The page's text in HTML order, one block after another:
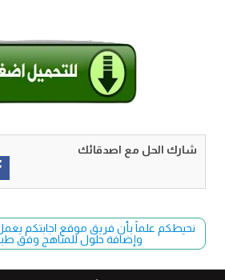
شارك الحل مع اصدقائك
نحيطكم علماً بأن فريق موقع اجابتكم يعمل
وإضافة حلول للمناهج وفق طبعة